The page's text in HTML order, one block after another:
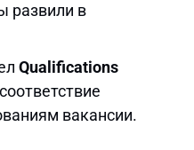
развили в
Qualifications
вакансии.